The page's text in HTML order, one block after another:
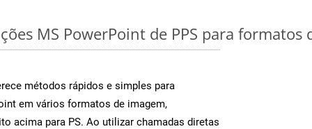
MS PowerPoint de PPS para formatos
métodos rápidos e simples para
em vários formatos de imagem,
acima para PS. Ao utilizar chamadas diretas